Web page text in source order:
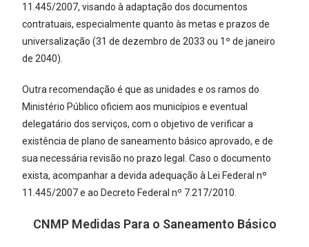
11.445/2007, visando à adaptação dos documentos
contratuais, especialmente quanto às metas e prazos de
universalização (31 de dezembro de 2033 ou 1º de janeiro
de 2040).
Outra recomendação é que as unidades e os ramos do
Ministério Público oficiem aos municípios e eventual
delegatário dos serviços, com o objetivo de verificar a
existência de plano de saneamento básico aprovado, e de
sua necessária revisão no prazo legal. Caso o documento
exista, acompanhar a devida adequação à Lei Federal nº
11.445/2007 e ao Decreto Federal nº 7.217/2010.
CNMP Medidas Para o Saneamento Básico